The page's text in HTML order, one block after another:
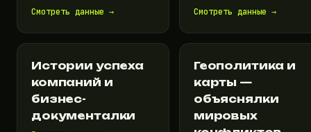
Смотреть данные → Смотреть данные →
Истории успеха
компаний и
бизнес-
документалки
Геополитика и
карты —
объяснялки
мировых